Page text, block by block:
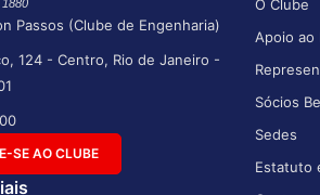
Passos (Clube de Engenharia)
124 - Centro, Rio de Janeiro -
SE AO CLUBE
O Clube
Apoio ao
Sócios
Sedes
Estatuto